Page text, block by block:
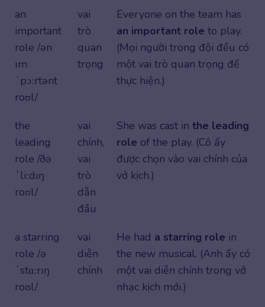
an
important
role /ən
ɪm
ˈpɔːrtənt
roʊl/
vai
trò
quan
trọng
Everyone on the team has
an important role to play.
(Mọi người trong đội đều có
một vai trò quan trọng để
thực hiện.)
the
leading
role /ðə
ˈliːdɪŋ
roʊl/
vai
chính,
vai
trò
dẫn
đầu
She was cast in the leading
role of the play. (Cô ấy
được chọn vào vai chính của
vở kịch.)
a starring
role /ə
ˈstɑːrɪŋ
roʊl/
vai
diễn
chính
He had a starring role in
the new musical. (Anh ấy có
một vai diễn chính trong vở
nhạc kịch mới.)